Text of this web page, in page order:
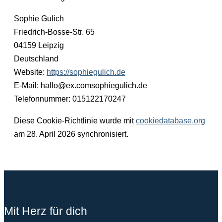
Sophie Gulich
Friedrich-Bosse-Str. 65
04159 Leipzig
Deutschland
Website: https://sophiegulich.de
E-Mail: hallo@ex.comsophiegulich.de
Telefonnummer: 015122170247
Diese Cookie-Richtlinie wurde mitcookiedatabase.org
am 28. April 2026 synchronisiert.
Mit Herz für dich